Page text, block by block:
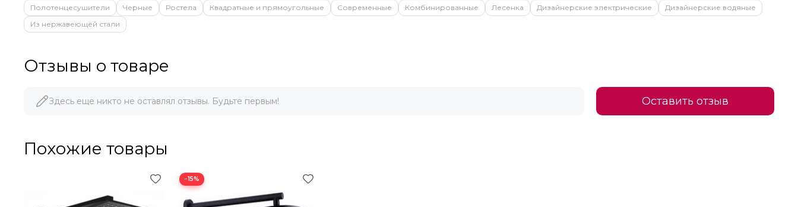
Полотенцесушители Черные Ростела Квадратные и прямоугольные Современные Комбинированные Лесенка Дизайнерские электрические
Дизайнерские водяные
Из нержавеющей стали
Отзывы о товаре
Здесь еще никто не оставлял отзывы. Будьте первым! Оставить отзыв
Похожие товары
−15%